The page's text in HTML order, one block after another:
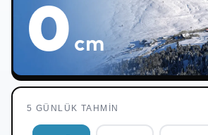
0 cm
5 GÜNLÜK TAHMIN